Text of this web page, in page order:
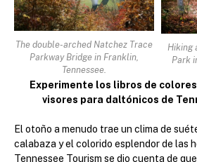
The double-arched Natchez Trace
Parkway Bridge in Franklin,
Tennessee.
Hiking
Park
Experimente los libros de
visores para daltónicos de
El otoño a menudo trae un clima de
calabaza y el colorido esplendor de las
Tennessee Tourism se dio cuenta de